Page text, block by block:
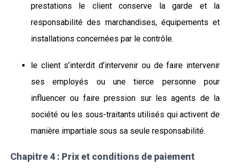
prestations le client conserve la garde et la
responsabilité des marchandises, équipements et
installations concernées par le contrôle.
le client s’interdit d’intervenir ou de faire intervenir
ses employés ou une tierce personne pour
influencer ou faire pression sur les agents de la
société ou les sous-traitants utilisés qui activent de
manière impartiale sous sa seule responsabilité.
Chapitre 4 : Prix et conditions de paiement